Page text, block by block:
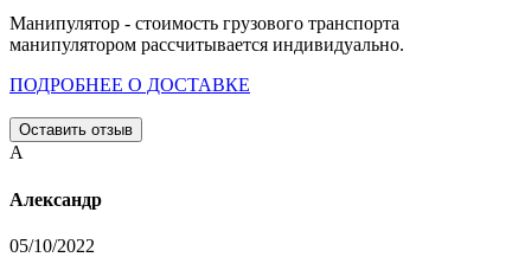
Манипулятор - стоимость грузового транспорта
манипулятором рассчитывается индивидуально.
ПОДРОБНЕЕ О ДОСТАВКЕ
Оставить отзыв
А
Александр
05/10/2022